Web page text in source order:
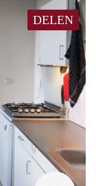
DELEN